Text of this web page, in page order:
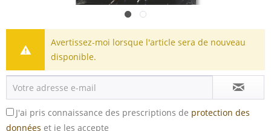
Avertissez-moi lorsque l'article sera de nouveau
disponible.
J'ai pris connaissance des prescriptions de protection des
données et je les accepte